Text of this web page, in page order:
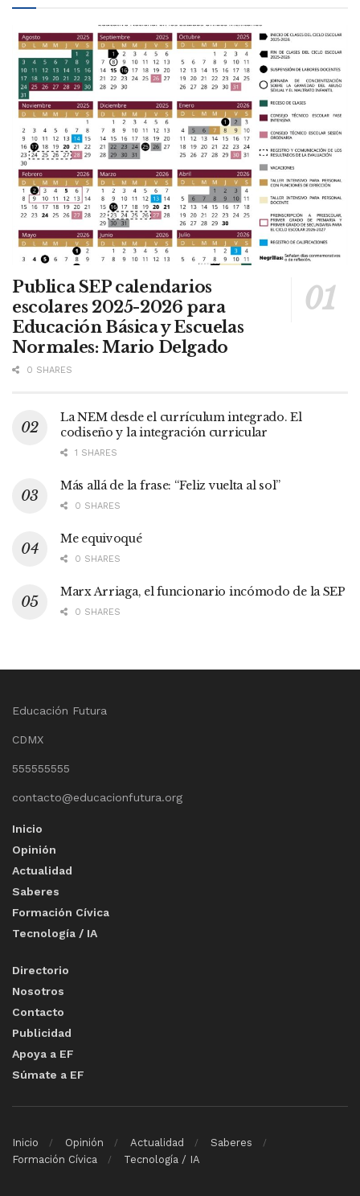
Publica SEP calendarios
escolares 2025-2026 para
Educación Básica y Escuelas
Normales: Mario Delgado
0 SHARES
La NEM desde el currículum integrado. El
codiseño y la integración curricular
1 SHARES
Más allá de la frase: “Feliz vuelta al sol”
0 SHARES
Me equivoqué
0 SHARES
Marx Arriaga, el funcionario incómodo de la SEP
0 SHARES
Educación Futura
CDMX
555555555
contacto@educacionfutura.org
Inicio
Opinión
Actualidad
Saberes
Formación Cívica
Tecnología / IA
Directorio
Nosotros
Contacto
Publicidad
Apoya a EF
Súmate a EF
Inicio Opinión Actualidad
Saberes
Formación Cívica
Tecnología / IA